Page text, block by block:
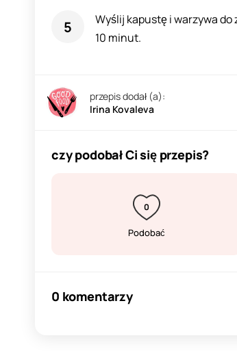
Wyślij kapustę i warzywa
10 minut.
przepis dodał (a):
Irina Kovaleva
czy podobał Ci się przepis?
0
Podobać
0 komentarzy